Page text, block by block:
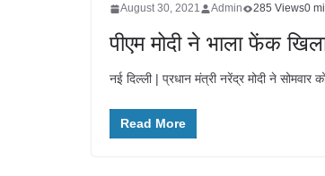
August 30, 2021 Admin 285 Views0
पीएम मोदी ने भाला फेंक
नई दिल्ली | प्रधान मंत्री नरेंद्र मोदी ने सोमवार
Read More